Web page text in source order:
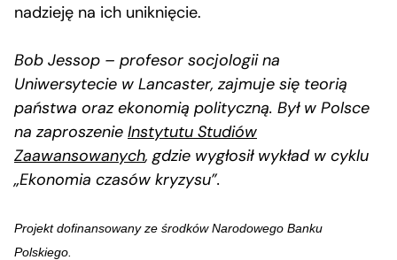
nadzieję na ich uniknięcie.
Bob Jessop – profesor socjologii na
Uniwersytecie w Lancaster, zajmuje się teorią
państwa oraz ekonomią polityczną. Był w Polsce
na zaproszenie Instytutu Studiów
Zaawansowanych, gdzie wygłosił wykład w cyklu
„Ekonomia czasów kryzysu”.
Projekt dofinansowany ze środków Narodowego Banku
Polskiego.